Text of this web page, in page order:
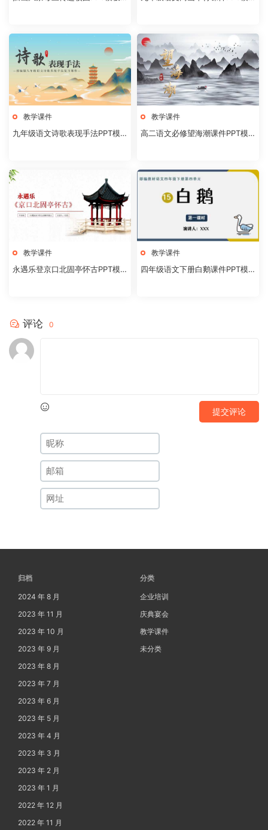
教学课件
九年级语文诗歌表现手法PPT模
教学课件
高二语文必修望海潮课件PPT模
教学课件
永遇乐登京口北固亭怀古PPT模
教学课件
四年级语文下册白鹅课件PPT模
评论 0
提交评论
归档
2024 年 8 月
2023 年 11 月
2023 年 10 月
2023 年 9 月
2023 年 8 月
2023 年 7 月
2023 年 6 月
2023 年 5 月
2023 年 4 月
2023 年 3 月
2023 年 2 月
2023 年 1 月
2022 年 12 月
2022 年 11 月
分类
企业培训
庆典宴会
教学课件
未分类